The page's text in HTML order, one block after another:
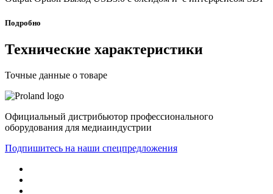
Подробно
Технические характеристики
Точные данные о товаре
Официальный дистрибьютор профессионального
оборудования для медиаиндустрии
Подпишитесь на наши спецпредложения